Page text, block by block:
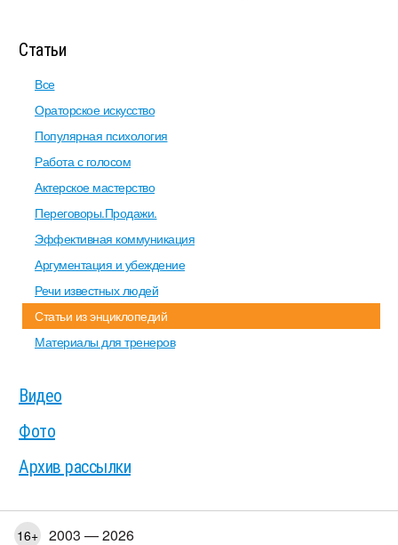
Статьи
Все
Ораторское искусство
Популярная психология
Работа с голосом
Актерское мастерство
Переговоры.Продажи.
Эффективная коммуникация
Аргументация и убеждение
Речи известных людей
Статьи из энциклопедий
Материалы для тренеров
Видео
Фото
Архив рассылки
16+ 2003 — 2026